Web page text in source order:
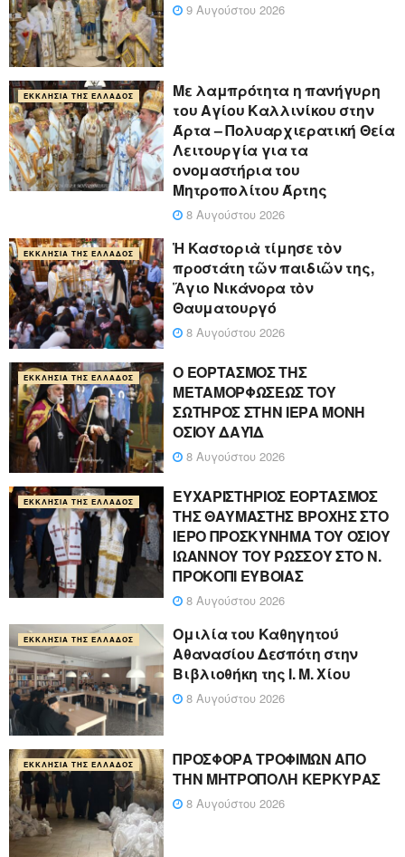
9 Αυγούστου 2026
ΕΚΚΛΗΣΊΑ ΤΗΣ ΕΛΛΆΔΟΣ
Με λαμπρότητα η πανήγυρη
του Αγίου Καλλινίκου στην
Άρτα – Πολυαρχιερατική Θεία
Λειτουργία για τα
ονομαστήρια του
Μητροπολίτου Άρτης
8 Αυγούστου 2026
ΕΚΚΛΗΣΊΑ ΤΗΣ ΕΛΛΆΔΟΣ
Ἡ Καστοριὰ τίμησε τὸν
προστάτη τῶν παιδιῶν της,
Ἅγιο Νικάνορα τὸν
Θαυματουργό
8 Αυγούστου 2026
ΕΚΚΛΗΣΊΑ ΤΗΣ ΕΛΛΆΔΟΣ
Ο ΕΟΡΤΑΣΜΟΣ ΤΗΣ
ΜΕΤΑΜΟΡΦΩΣΕΩΣ ΤΟΥ
ΣΩΤΗΡΟΣ ΣΤΗΝ ΙΕΡΑ ΜΟΝΗ
ΟΣΙΟΥ ΔΑΥΪΔ
8 Αυγούστου 2026
ΕΚΚΛΗΣΊΑ ΤΗΣ ΕΛΛΆΔΟΣ
ΕΥΧΑΡΙΣΤΗΡΙΟΣ ΕΟΡΤΑΣΜΟΣ
ΤΗΣ ΘΑΥΜΑΣΤΗΣ ΒΡΟΧΗΣ ΣΤΟ
ΙΕΡΟ ΠΡΟΣΚΥΝΗΜΑ ΤΟΥ ΟΣΙΟΥ
ΙΩΑΝΝΟΥ ΤΟΥ ΡΩΣΣΟΥ ΣΤΟ Ν.
ΠΡΟΚΟΠΙ ΕΥΒΟΙΑΣ
8 Αυγούστου 2026
ΕΚΚΛΗΣΊΑ ΤΗΣ ΕΛΛΆΔΟΣ
Ομιλία του Καθηγητού
Αθανασίου Δεσπότη στην
Βιβλιοθήκη της Ι. Μ. Χίου
8 Αυγούστου 2026
ΕΚΚΛΗΣΊΑ ΤΗΣ ΕΛΛΆΔΟΣ
ΠΡΟΣΦΟΡΑ ΤΡΟΦΙΜΩΝ ΑΠΟ
ΤΗΝ ΜΗΤΡΟΠΟΛΗ ΚΕΡΚΥΡΑΣ
8 Αυγούστου 2026